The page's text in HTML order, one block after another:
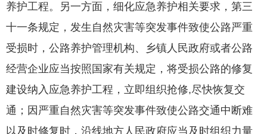
养护工程。另一方面，细化应急养护相关要求，第三
十一条规定，发生自然灾害等突发事件致使公路严重
受损时，公路养护管理机构、乡镇人民政府或者公路
经营企业应当按照国家有关规定，将受损公路的修复
建设纳入应急养护工程，立即组织抢修,尽快恢复交
通；因严重自然灾害等突发事件致使公路交通中断难
以及时修复时，沿线地方人民政府应当及时组织力量